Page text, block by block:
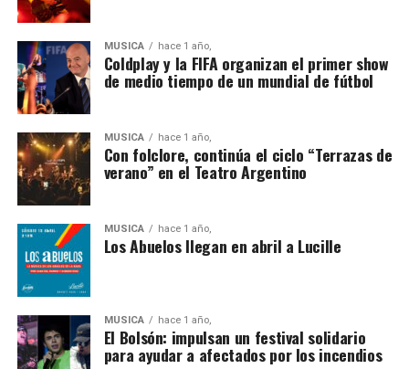
MÚSICA hace 1 año,
Coldplay y la FIFA organizan el primer show
de medio tiempo de un mundial de fútbol
MÚSICA hace 1 año,
Con folclore, continúa el ciclo “Terrazas de
verano” en el Teatro Argentino
MÚSICA hace 1 año,
Los Abuelos llegan en abril a Lucille
MÚSICA hace 1 año,
El Bolsón: impulsan un festival solidario
para ayudar a afectados por los incendios